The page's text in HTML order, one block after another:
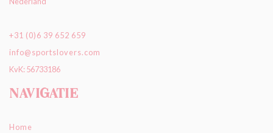
+31 (0)6 39 652 659
info@sportslovers.com
KvK: 56733186
Navigatie
Home